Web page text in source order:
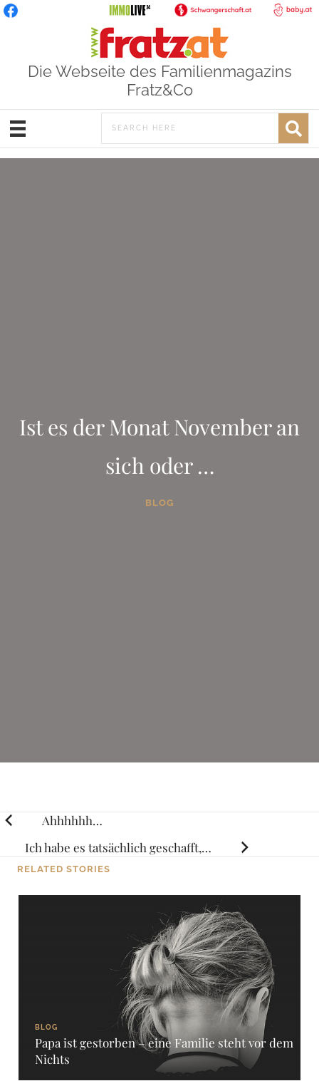
Die Webseite des Familienmagazins
Fratz&Co
Ist es der Monat November an
sich oder …
BLOG
Posts
navigation
Ahhhhhh…
Ich habe es tatsächlich geschafft,…
RELATED STORIES
BLOG
Papa ist gestorben – eine Familie steht vor dem
Nichts